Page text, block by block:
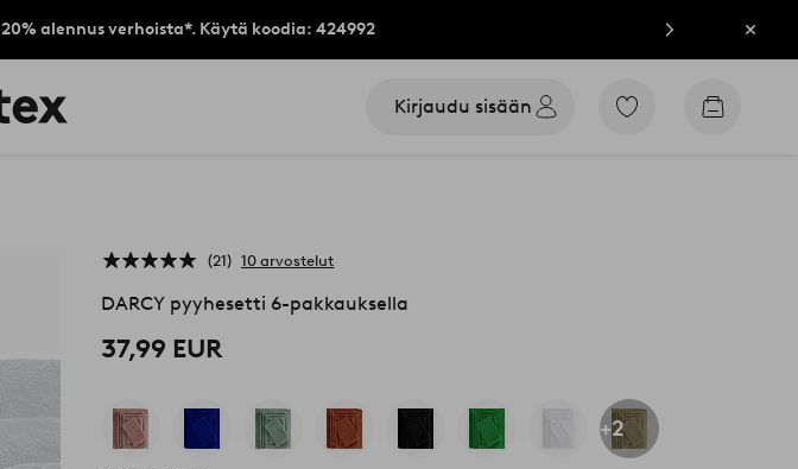
20% alennus verhoista*. Käytä koodia: 424992 Sulje
Kirjaudu sisään
Siirry
Siirry
21 10 arvostelut
DARCY pyyhesetti 6-pakkauksella
37,99 EUR
+2